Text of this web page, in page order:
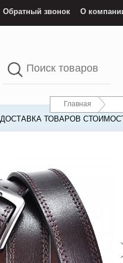
Обратный звонок О
Главная
ДОСТАВКА ТОВАРОВ